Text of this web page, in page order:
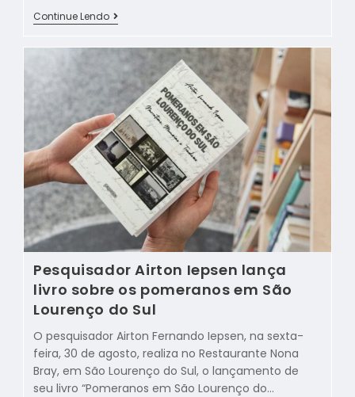
Continue Lendo
Pesquisador Airton Iepsen lança
livro sobre os pomeranos em São
Lourenço do Sul
O pesquisador Airton Fernando Iepsen, na sexta-
feira, 30 de agosto, realiza no Restaurante Nona
Bray, em São Lourenço do Sul, o lançamento de
seu livro “Pomeranos em São Lourenço do…